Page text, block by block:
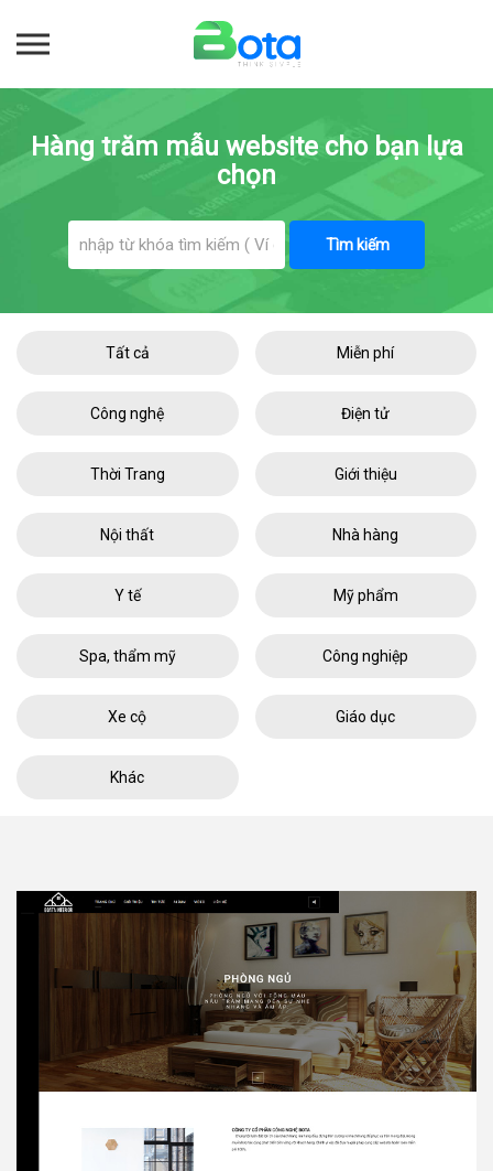
Hàng trăm mẫu website cho bạn lựa
chọn
Tìm kiếm
Tất cả Miễn phí
Công nghệ Điện tử
Thời Trang Giới thiệu
Nội thất Nhà hàng
Y tế Mỹ phẩm
Spa, thẩm mỹ Công nghiệp
Xe cộ Giáo dục
Khác